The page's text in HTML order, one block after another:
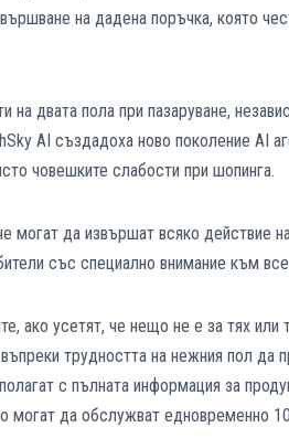
на дадена поръчка, която
двата пола при пазаруване,
AI създадоха ново поколение AI
човешките слабости при шопинга.
могат да извършат всяко действие
със специално внимание към
ако усетят, че нещо не е за тях или
трудността на нежния пол да
с пълната информация за
могат да обслужват едновременно